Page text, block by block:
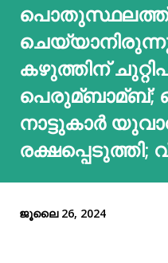
പൊതുസ്ഥലത്ത്
കഴുത്തിന്
പെരുമ്ബാമ്ബ്;
നാട്ടുകാർ
ജൂലൈ 26, 2024